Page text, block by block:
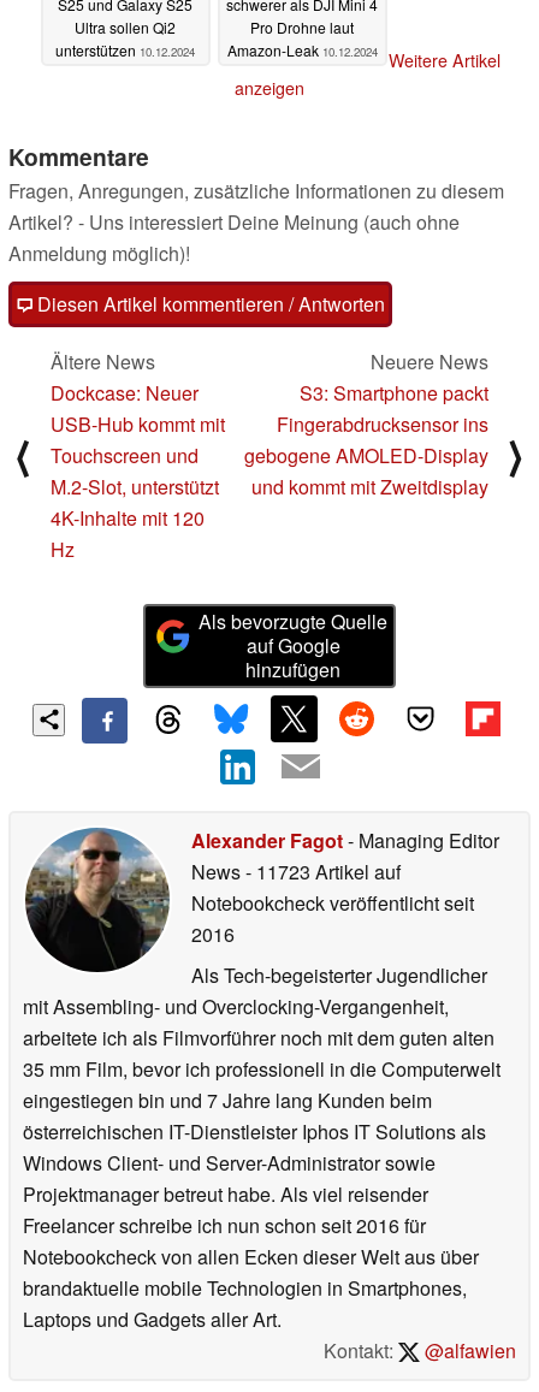
S25 und Galaxy S25
Ultra sollen Qi2
unterstützen 10.12.2024
schwerer als DJI Mini 4
Pro Drohne laut
Amazon-Leak 10.12.2024
Weitere Artikel
anzeigen
Kommentare
Fragen, Anregungen, zusätzliche Informationen zu diesem
Artikel? - Uns interessiert Deine Meinung (auch ohne
Anmeldung möglich)!
Diesen Artikel kommentieren / Antworten
⟨
Ältere News
Dockcase: Neuer
USB-Hub kommt mit
Touchscreen und
M.2-Slot, unterstützt
4K-Inhalte mit 120
Hz
Neuere News
S3: Smartphone packt
Fingerabdrucksensor ins
gebogene AMOLED-Display
und kommt mit Zweitdisplay
⟩
Als bevorzugte Quelle
auf Google
hinzufügen
Alexander Fagot- Managing Editor
News- 11723 Artikel auf
Notebookcheck veröffentlichtseit
2016
Als Tech-begeisterter Jugendlicher
mit Assembling- und Overclocking-Vergangenheit,
arbeitete ich als Filmvorführer noch mit dem guten alten
35 mm Film, bevor ich professionell in die Computerwelt
eingestiegen bin und 7 Jahre lang Kunden beim
österreichischen IT-Dienstleister Iphos IT Solutions als
Windows Client- und Server-Administrator sowie
Projektmanager betreut habe. Als viel reisender
Freelancer schreibe ich nun schon seit 2016 für
Notebookcheck von allen Ecken dieser Welt aus über
brandaktuelle mobile Technologien in Smartphones,
Laptops und Gadgets aller Art.
Kontakt:
@alfawien